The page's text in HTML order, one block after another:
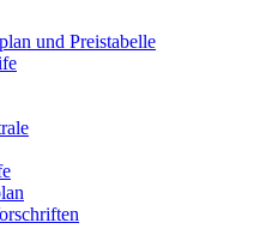
und Preistabelle